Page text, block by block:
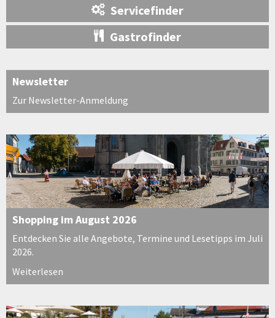
Servicefinder
Gastrofinder
Newsletter
Zur Newsletter-Anmeldung
Shopping im August 2026
Entdecken Sie alle Angebote, Termine und Lesetipps im Juli
2026.
Weiterlesen